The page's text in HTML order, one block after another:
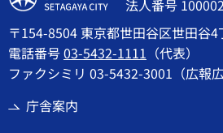
法人番号
〒154-8504 東京都世田谷区世田谷
電話番号03-5432-1111 （代表）
ファクシミリ 03-5432-3001（広報広
庁舎案内